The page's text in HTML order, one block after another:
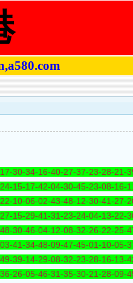
30-34-16-40-27-37-23-28-21-
15-17-42-04-30-45-23-08-16-
10-06-02-43-48-12-30-41-27-
15-29-41-31-23-24-04-13-22-
30-46-04-12-08-32-26-22-25-
41-34-48-09-47-45-01-10-05-
39-14-29-08-32-23-28-16-13-
26-05-46-31-35-30-21-28-09-